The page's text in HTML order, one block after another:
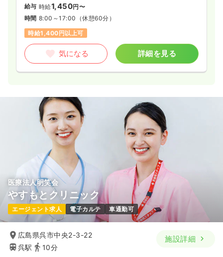
給与 時給1,450円〜
時間 8:00～17:00 （休憩60分）
時給1,400円以上可
気になる 詳細を見る
医療法人明笑会
やすもとクリニック
エージェント求人 電子カルテ 車通勤可
広島県呉市中央2-3-22
呉駅
10分
施設詳細